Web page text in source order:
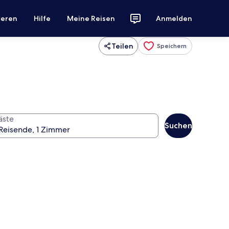
Hilfe Meine Reisen Anmelden
Teilen Speichern
Suchen